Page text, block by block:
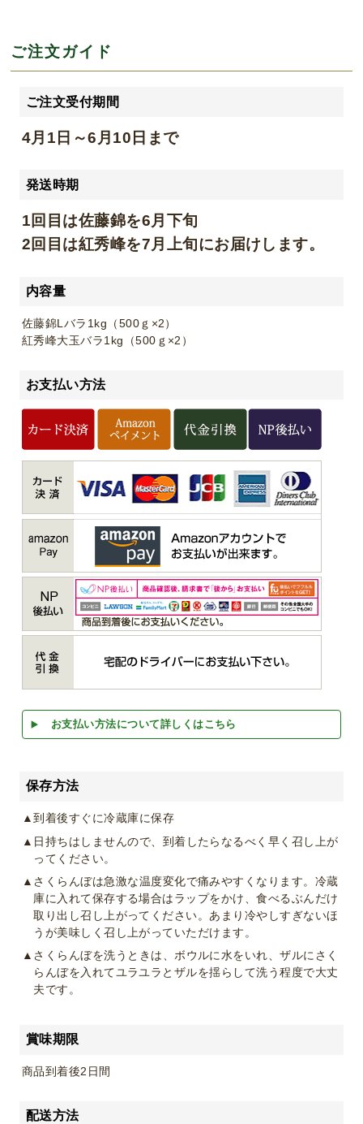
ご注文ガイド
ご注文受付期間
4月1日～6月10日まで
発送時期
1回目は佐藤錦を6月下旬
2回目は紅秀峰を7月上旬にお届けします。
内容量
佐藤錦Lバラ1kg（500ｇ×2）
紅秀峰大玉バラ1kg（500ｇ×2）
お支払い方法
お支払い方法について詳しくはこちら
保存方法
▲到着後すぐに冷蔵庫に保存
▲日持ちはしませんので、到着したらなるべく早く召し上が
ってください。
▲さくらんぼは急激な温度変化で痛みやすくなります。冷蔵
庫に入れて保存する場合はラップをかけ、食べるぶんだけ
取り出し召し上がってください。あまり冷やしすぎないほ
うが美味しく召し上がっていただけます。
▲さくらんぼを洗うときは、ボウルに水をいれ、ザルにさく
らんぼを入れてユラユラとザルを揺らして洗う程度で大丈
夫です。
賞味期限
商品到着後2日間
配送方法